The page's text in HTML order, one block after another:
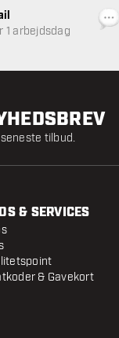
1 arbejdsdag
tilbud.
& SERVICES
& Gavekort